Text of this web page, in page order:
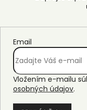
Email
Vložením e-mailu
osobných údajov.